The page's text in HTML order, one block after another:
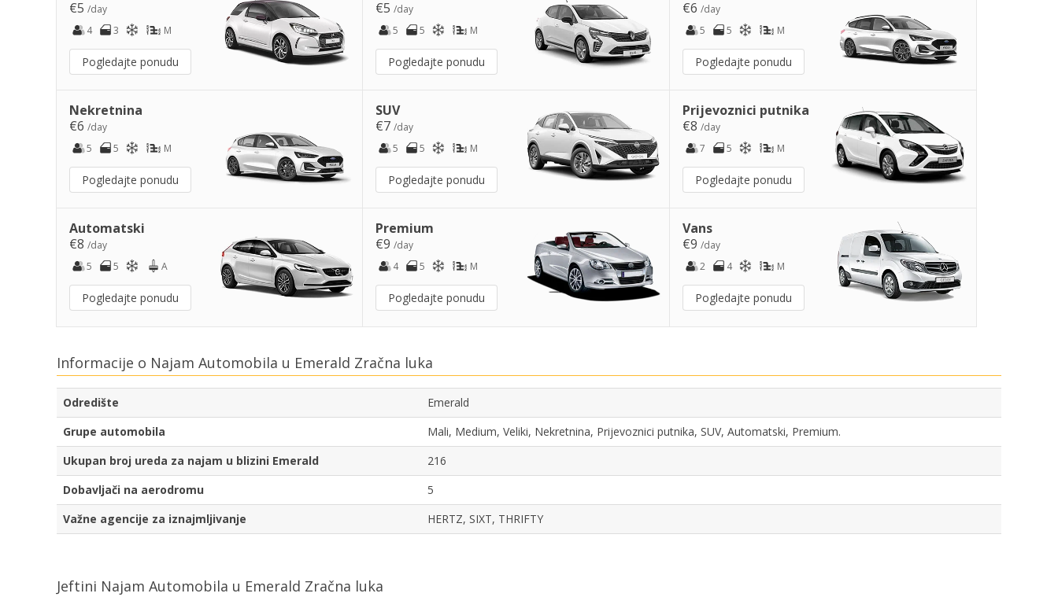
€5 /day
4
3 M
Pogledajte ponudu
€5/day
5
5 M
Pogledajte ponudu
€6 /day
5
5 M
Pogledajte ponudu
Nekretnina
€6 /day
5
5 M
Pogledajte ponudu
SUV
€7/day
5
5 M
Pogledajte ponudu
Prijevoznici putnika
€8 /day
7
5 M
Pogledajte ponudu
Automatski
€8 /day
5
5 A
Pogledajte ponudu
Premium
€9/day
4
5 M
Pogledajte ponudu
Vans
€9 /day
2
4 M
Pogledajte ponudu
Informacije o Najam Automobila u Emerald Zračna luka
Odredište
Emerald
Grupe automobila
Mali, Medium, Veliki, Nekretnina, Prijevoznici putnika, SUV, Automatski, Premium.
Ukupan broj ureda za najam u blizini Emerald
216
Dobavljači na aerodromu
5
Važne agencije za iznajmljivanje
HERTZ, SIXT, THRIFTY
Jeftini Najam Automobila u Emerald Zračna luka